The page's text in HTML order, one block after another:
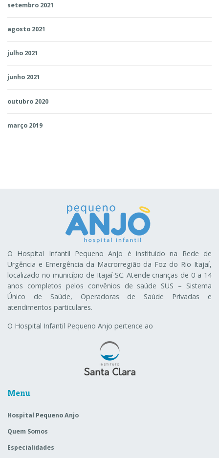
setembro 2021
agosto 2021
julho 2021
junho 2021
outubro 2020
março 2019
O Hospital Infantil Pequeno Anjo é instituído na Rede de
Urgência e Emergência da Macrorregião da Foz do Rio Itajaí,
localizado no município de Itajaí-SC. Atende crianças de 0 a 14
anos completos pelos convênios de saúde SUS – Sistema
Único de Saúde, Operadoras de Saúde Privadas e
atendimentos particulares.
O Hospital Infantil Pequeno Anjo pertence ao
Menu
Hospital Pequeno Anjo
Quem Somos
Especialidades